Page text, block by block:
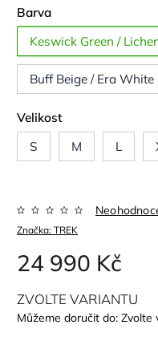
Barva
Keswick Green /
Buff Beige / Era
Velikost
S
M L
Značka: TREK
24 990 Kč
ZVOLTE VARIANTU
Můžeme doručit do: Zvolte